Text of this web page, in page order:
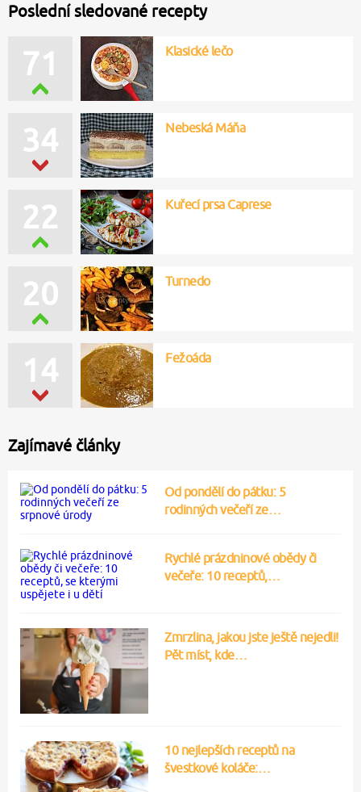
Poslední sledované recepty
71 Klasické lečo
34 Nebeská Máňa
22 Kuřecí prsa Caprese
20 Turnedo
14 Fežoáda
Zajímavé články
Od pondělí do pátku: 5
rodinných večeří ze…
Rychlé prázdninové obědy či
večeře: 10 receptů,…
Zmrzlina, jakou jste ještě nejedli!
Pět míst, kde…
10 nejlepších receptů na
švestkové koláče:…